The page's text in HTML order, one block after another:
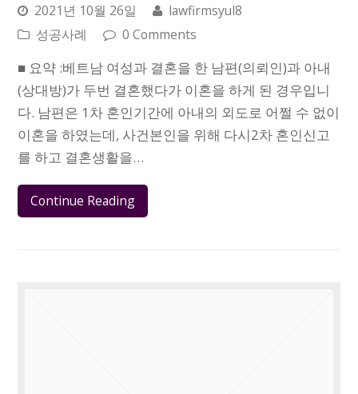
2021년 10월 26일
lawfirmsyul8
성공사례
0 Comments
■ 요약 :베트남 여성과 결혼을 한 남편(의뢰인)과 아내
(상대방)가 두번 결혼했다가 이혼을 하게 된 경우입니
다. 남편은 1차 혼인기간에 아내의 외도로 어쩔 수 없이
이혼을 하였는데, 사건본인을 위해 다시2차 혼인신고
를 하고 결혼생활을…
Continue Reading